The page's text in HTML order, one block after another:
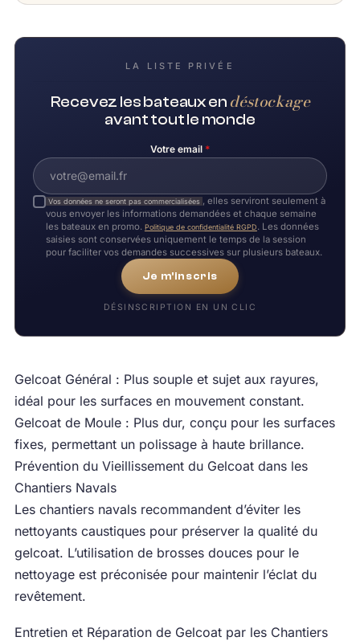
LA LISTE PRIVÉE
Recevez les bateaux en déstockage
avant tout le monde
Votre email *
Vos données ne seront pas commercialisées , elles serviront seulement à
vous envoyer les informations demandées et chaque semaine
les bateaux en promo. Politique de confidentialité RGPD. Les données
saisies sont conservées uniquement le temps de la session
pour faciliter vos demandes successives sur plusieurs bateaux.
Je m'inscris
DÉSINSCRIPTION EN UN CLIC
Gelcoat Général : Plus souple et sujet aux rayures,
idéal pour les surfaces en mouvement constant.
Gelcoat de Moule : Plus dur, conçu pour les surfaces
fixes, permettant un polissage à haute brillance.
Prévention du Vieillissement du Gelcoat dans les
Chantiers Navals
Les chantiers navals recommandent d’éviter les
nettoyants caustiques pour préserver la qualité du
gelcoat. L’utilisation de brosses douces pour le
nettoyage est préconisée pour maintenir l’éclat du
revêtement.
Entretien et Réparation de Gelcoat par les Chantiers